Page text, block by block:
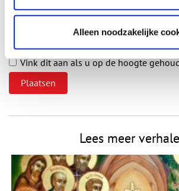
Alleen noodzakelijke
E-mail*
Vink dit aan als u op de hoogte
Lees meer